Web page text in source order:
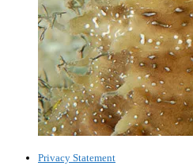
Privacy Statement